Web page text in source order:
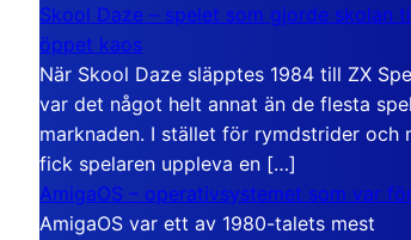
Skool Daze – spelet som gjorde skolan
öppet kaos
När Skool Daze släpptes 1984 till ZX
var det något helt annat än de flesta
marknaden. I stället för rymdstrider och
fick spelaren uppleva en […]
AmigaOS – operativsystemet som var
AmigaOS var ett av 1980-talets mest